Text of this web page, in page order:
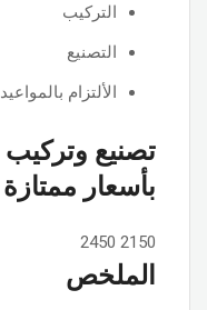
التركيب
التصنيع
الألتزام بالمواعيد
تصنيع وتركيب
بأسعار ممتازة
2150
2450
الملخص